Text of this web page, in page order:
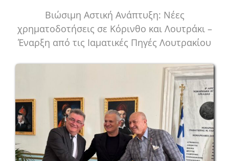
Βιώσιμη Αστική Ανάπτυξη: Νέες
χρηματοδοτήσεις σε Κόρινθο και Λουτράκι –
Έναρξη από τις Ιαματικές Πηγές Λουτρακίου
View